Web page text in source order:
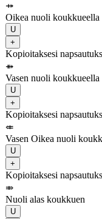
⤀
Oikea nuoli koukkueella
U
+
Kopioitaksesi
⤁
Vasen nuoli koukkueella
U
+
Kopioitaksesi
⤂
Vasen Oikea nuoli
U
+
Kopioitaksesi
⤃
Nuoli alas koukkuen
U